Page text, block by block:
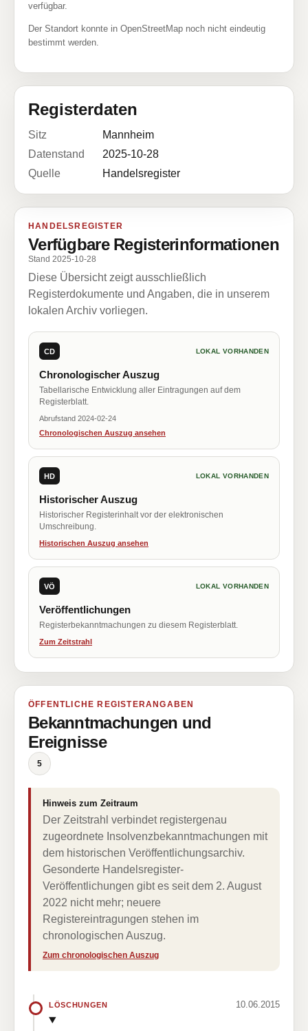
verfügbar.
Der Standort konnte in OpenStreetMap noch nicht eindeutig
bestimmt werden.
Registerdaten
Sitz
Mannheim
Datenstand
2025-10-28
Quelle
Handelsregister
HANDELSREGISTER
Verfügbare Registerinformationen
Stand 2025-10-28
Diese Übersicht zeigt ausschließlich
Registerdokumente und Angaben, die in unserem
lokalen Archiv vorliegen.
CD LOKAL VORHANDEN
Chronologischer Auszug
Tabellarische Entwicklung aller Eintragungen auf dem
Registerblatt.
Abrufstand 2024-02-24
Chronologischen Auszug ansehen
HD LOKAL VORHANDEN
Historischer Auszug
Historischer Registerinhalt vor der elektronischen
Umschreibung.
Historischen Auszug ansehen
VÖ LOKAL VORHANDEN
Veröffentlichungen
Registerbekanntmachungen zu diesem Registerblatt.
Zum Zeitstrahl
ÖFFENTLICHE REGISTERANGABEN
Bekanntmachungen und
Ereignisse
5
Hinweis zum Zeitraum
Der Zeitstrahl verbindet registergenau
zugeordnete Insolvenzbekanntmachungen mit
dem historischen Veröffentlichungsarchiv.
Gesonderte Handelsregister-
Veröffentlichungen gibt es seit dem 2. August
2022 nicht mehr; neuere
Registereintragungen stehen im
chronologischen Auszug.
Zum chronologischen Auszug
LÖSCHUNGEN 10.06.2015